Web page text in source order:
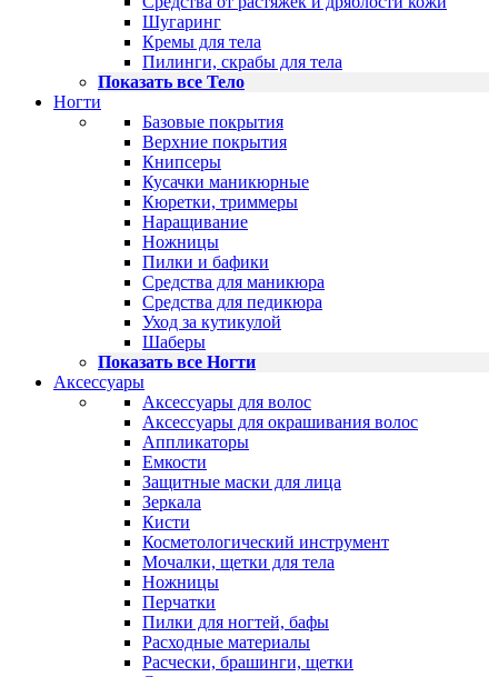
Шугаринг
Кремы для тела
Пилинги, скрабы для тела
Показать все Тело
Ногти
Базовые покрытия
Верхние покрытия
Книпсеры
Кусачки маникюрные
Кюретки, триммеры
Наращивание
Ножницы
Пилки и бафики
Средства для маникюра
Средства для педикюра
Уход за кутикулой
Шаберы
Показать все Ногти
Аксессуары
Аксессуары для волос
Аксессуары для окрашивания волос
Аппликаторы
Емкости
Защитные маски для лица
Зеркала
Кисти
Косметологический инструмент
Мочалки, щетки для тела
Ножницы
Перчатки
Пилки для ногтей, бафы
Расходные материалы
Расчески, брашинги, щетки